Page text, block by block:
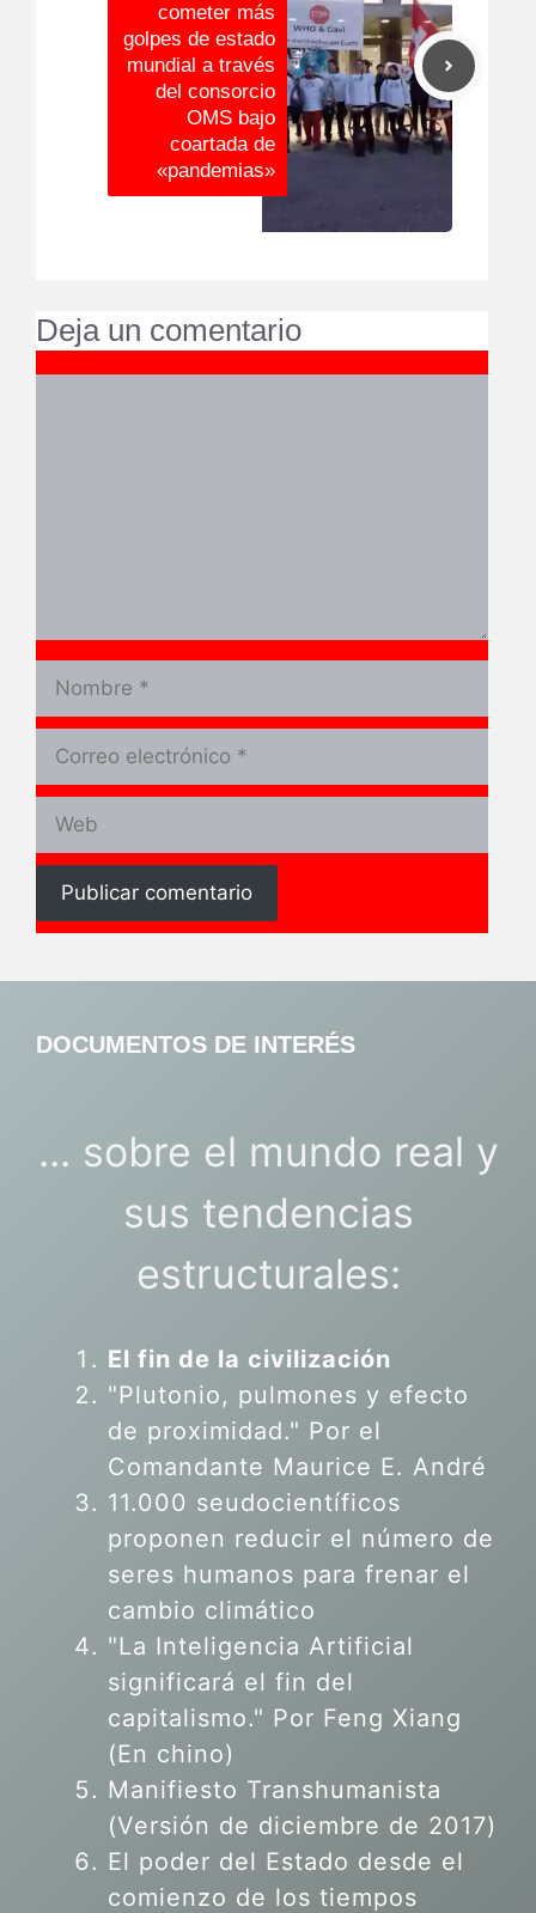
cometer más
golpes de estado
mundial a través
del consorcio
OMS bajo
coartada de
«pandemias»
Deja un comentario
electrónico
DOCUMENTOS DE INTERÉS
... sobre el mundo real y
sus tendencias
estructurales:
El fin de la civilización
"Plutonio, pulmones y efecto
de proximidad." Por el
Comandante Maurice E. André
11.000 seudocientíficos
proponen reducir el número de
seres humanos para frenar el
cambio climático
"La Inteligencia Artificial
significará el fin del
capitalismo." Por Feng Xiang
(En chino)
Manifiesto Transhumanista
(Versión de diciembre de 2017)
El poder del Estado desde el
comienzo de los tiempos